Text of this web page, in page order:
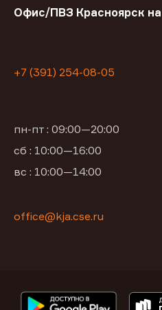
Офис/ПВЗ Красноярск
+7 (391) 254-08-05
пн-пт : 09:00—20:00
сб : 10:00—16:00
вс : 10:00—14:00
office@kja.cse.ru